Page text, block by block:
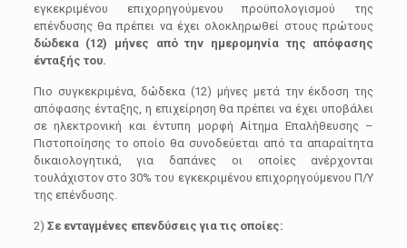
εγκεκριμένου επιχορηγούμενου προϋπολογισμού της
επένδυσης θα πρέπει να έχει ολοκληρωθεί στους πρώτους
δώδεκα (12) μήνες από την ημερομηνία της απόφασης
ένταξής του.
Πιο συγκεκριμένα, δώδεκα (12) μήνες μετά την έκδοση της
απόφασης ένταξης, η επιχείρηση θα πρέπει να έχει υποβάλει
σε ηλεκτρονική και έντυπη μορφή Αίτημα Επαλήθευσης –
Πιστοποίησης το οποίο θα συνοδεύεται από τα απαραίτητα
δικαιολογητικά, για δαπάνες οι οποίες ανέρχονται
τουλάχιστον στο 30% του εγκεκριμένου επιχορηγούμενου Π/Υ
της επένδυσης.
2) Σε ενταγμένες επενδύσεις για τις οποίες: